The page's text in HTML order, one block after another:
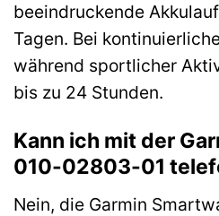
beeindruckende
Tagen. Bei
während sportlicher
bis zu 24 Stunden.
Kann ich mit der
010-02803-01
Nein, die Garmin